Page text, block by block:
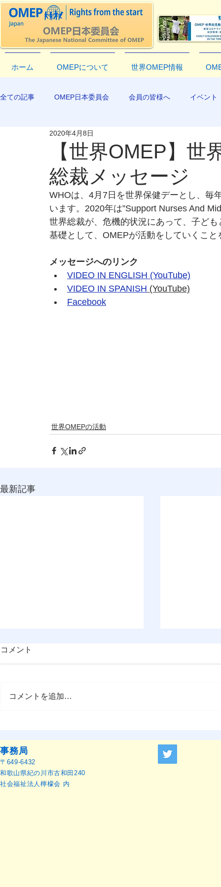
ホーム OMEPについて 世界OMEP情報
全ての記事 OMEP日本委員会 会員の皆様へ イベント
EXCO-COMMUNICATION
【世界OMEP】世
総裁メッセージ
2020年4月8日
WHOは、4月7日を世界保健デーとし、毎
います。2020年は”Support Nurses And
世界総裁が、危機的状況にあって、子ど
基礎として、OMEPが活動をしていくこ
メッセージへのリンク
VIDEO IN ENGLISH (YouTube)
VIDEO IN SPANISH (YouTube)
Facebook
世界OMEPの活動
最新記事
催のお知らせ
本語訳）
コメント
コメントを追加…
事務局
〒649-6432
和歌山県紀の川市古和田240
社会福祉法人檸檬会 内